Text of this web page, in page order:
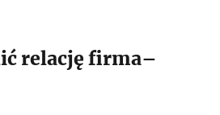
relację firma–